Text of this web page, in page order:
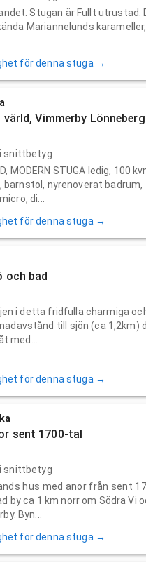
Stugan är Fullt utrustad.
Mariannelunds
för denna stuga →
Vimmerby
snittbetyg
MODERN STUGA ledig, 100
barnstol, nyrenoverat badrum,
di...
för denna stuga →
och bad
i detta fridfulla charmiga
till sjön (ca 1,2km)
med...
för denna stuga →
sent 1700-tal
snittbetyg
hus med anor från sent
by ca 1 km norr om Södra Vi
Byn...
för denna stuga →